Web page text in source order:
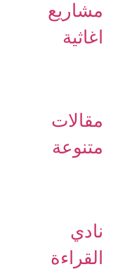
مشاريع
اغاثية
مقالات
متنوعة
نادي
القراءة